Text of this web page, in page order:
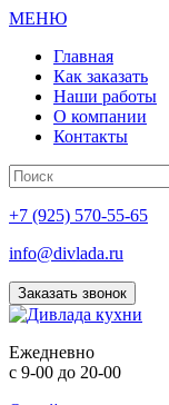
МЕНЮ
Главная
Как заказать
Наши работы
О компании
Контакты
+7 (925) 570-55-65
info@divlada.ru
Заказать звонок
Ежедневно
с 9-00 до 20-00